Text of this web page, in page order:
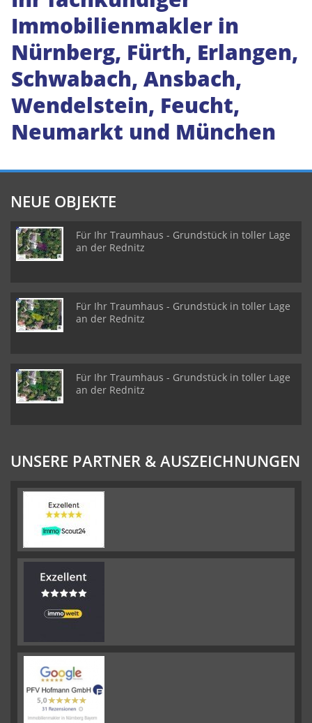
Immobilienmakler in
Nürnberg, Fürth, Erlangen,
Schwabach, Ansbach,
Wendelstein, Feucht,
Neumarkt und München
NEUE OBJEKTE
Für Ihr Traumhaus - Grundstück in toller Lage
an der Rednitz
Für Ihr Traumhaus - Grundstück in toller Lage
an der Rednitz
Für Ihr Traumhaus - Grundstück in toller Lage
an der Rednitz
UNSERE PARTNER & AUSZEICHNUNGEN